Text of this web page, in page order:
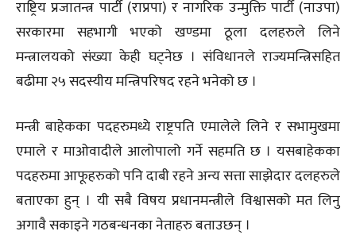
राष्ट्रिय प्रजातन्त्र पार्टी (राप्रपा) र नागरिक उन्मुक्ति पार्टी (नाउपा)
सरकारमा सहभागी भएको खण्डमा ठूला दलहरुले लिने
मन्त्रालयको संख्या केही घट्नेछ । संविधानले राज्यमन्त्रिसहित
बढीमा २५ सदस्यीय मन्त्रिपरिषद रहने भनेको छ ।
मन्त्री बाहेकका पदहरुमध्ये राष्ट्रपति एमालेले लिने र सभामुखमा
एमाले र माओवादीले आलोपालो गर्ने सहमति छ । यसबाहेकका
पदहरुमा आफूहरुको पनि दाबी रहने अन्य सत्ता साझेदार दलहरुले
बताएका हुन् । यी सबै विषय प्रधानमन्त्रीले विश्वासको मत लिनु
अगावै सकाइने गठबन्धनका नेताहरु बताउछन् ।